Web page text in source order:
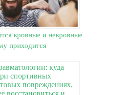
кровные и некровные
приходится